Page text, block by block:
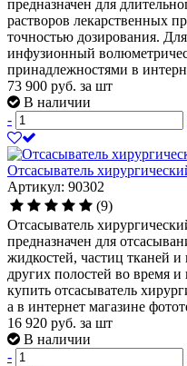
предназначен для
растворов лекарственных
точностью дозирования.
инфузионный
принадлежностями в
73 900 руб. за шт
В наличии
-
Отсасыватель
Артикул: 90302
(9)
Отсасыватель
предназначен для
жидкостей, частиц тканей
других полостей во время
купить отсасыватель
a в интернет магазине
16 920 руб. за шт
В наличии
-